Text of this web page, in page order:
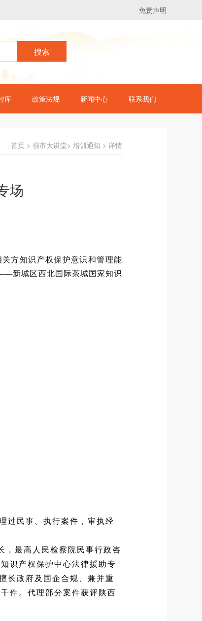
免责声明
搜索
库 政策法规 新闻中心 联系我们
首页 > 强市大讲堂> 培训通知 > 详情
场
方知识产权保护意识和管理能
新城区西北国际茶城国家知识
过民事、执行案件，审执经
，最高人民检察院民事行政咨
识产权保护中心法律援助专
长政府及国企合规、兼并重
件。代理部分案件获评陕西